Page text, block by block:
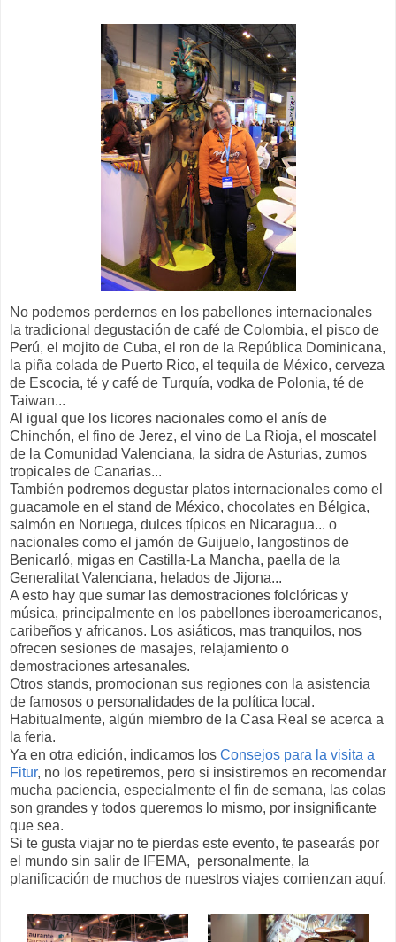
No podemos perdernos en los pabellones internacionales
la tradicional degustación de café de Colombia, el pisco de
Perú, el mojito de Cuba, el ron de la República Dominicana,
la piña colada de Puerto Rico, el tequila de México, cerveza
de Escocia, té y café de Turquía, vodka de Polonia, té de
Taiwan...
Al igual que los licores nacionales como el anís de
Chinchón, el fino de Jerez, el vino de La Rioja, el moscatel
de la Comunidad Valenciana, la sidra de Asturias, zumos
tropicales de Canarias...
También podremos degustar platos internacionales como el
guacamole en el stand de México, chocolates en Bélgica,
salmón en Noruega, dulces típicos en Nicaragua... o
nacionales como el jamón de Guijuelo, langostinos de
Benicarló, migas en Castilla-La Mancha, paella de la
Generalitat Valenciana, helados de Jijona...
A esto hay que sumar las demostraciones folclóricas y
música, principalmente en los pabellones iberoamericanos,
caribeños y africanos. Los asiáticos, mas tranquilos, nos
ofrecen sesiones de masajes, relajamiento o
demostraciones artesanales.
Otros stands, promocionan sus regiones con la asistencia
de famosos o personalidades de la política local.
Habitualmente, algún miembro de la Casa Real se acerca a
la feria.
Ya en otra edición, indicamos los Consejos para la visita a
Fitur, no los repetiremos, pero si insistiremos en recomendar
mucha paciencia, especialmente el fin de semana, las colas
son grandes y todos queremos lo mismo, por insignificante
que sea.
Si te gusta viajar no te pierdas este evento, te pasearás por
el mundo sin salir de IFEMA, personalmente, la
planificación de muchos de nuestros viajes comienzan aquí.